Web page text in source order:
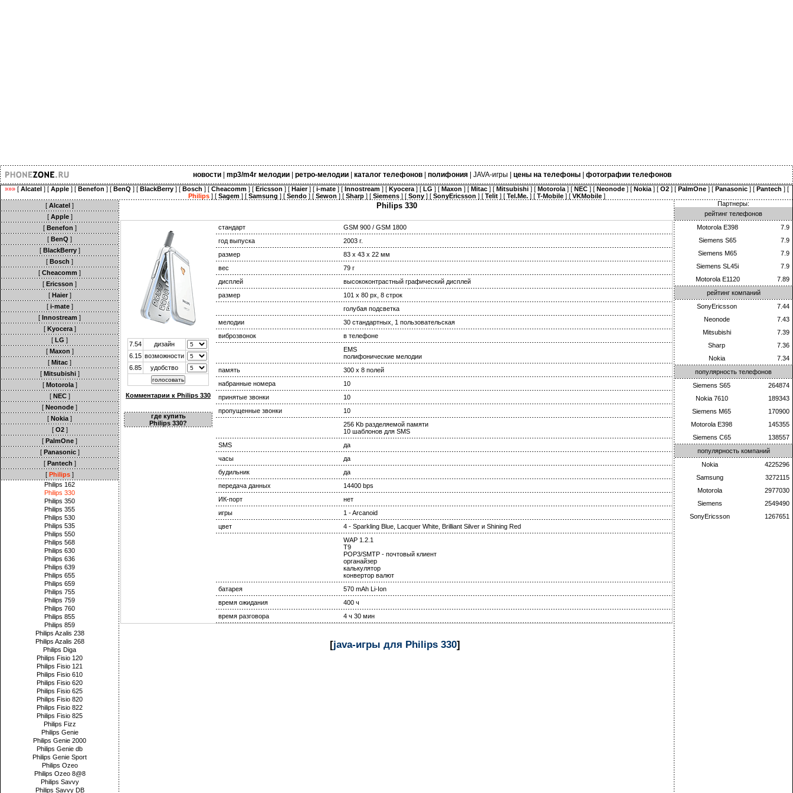
новости| mp3/m4r мелодии| ретро-мелодии| каталог телефонов| полифония| JAVA-игры цены на телефоны| фотографии телефонов
»»»[ Alcatel] [ Apple] [ Benefon ] [ BenQ ] [ BlackBerry] [ Bosch ] [ Cheacomm] [ Ericsson ] [ Haier] [ i-mate] [ Innostream] [ Kyocera] [ LG ] [ Maxon ] [ Mitac] [ Mitsubishi] [ Motorola] [ NEC] [ Neonode] [ Nokia] [ O2] [ PalmOne] [ Panasonic] [ Pantech ] [
Philips] [ Sagem] [ Samsung ] [ Sendo] [ Sewon ] [ Sharp] [ Siemens] [ Sony] [ SonyEricsson ] [ Telit] [ Tel.Me.] [ T-Mobile] [ VKMobile]
[ Alcatel ]
[ Apple]
[ Benefon ]
[ BenQ ]
[ BlackBerry]
[ Bosch ]
[ Cheacomm ]
[ Ericsson ]
[ Haier]
[ i-mate]
[ Innostream ]
[ Kyocera]
[ LG ]
[ Maxon ]
[ Mitac ]
[ Mitsubishi]
[ Motorola]
[ NEC]
[ Neonode ]
[ Nokia ]
[ O2]
[ PalmOne ]
[ Panasonic]
[ Pantech ]
[ Philips ]
Philips 162
Philips 330
Philips 350
Philips 355
Philips 530
Philips 535
Philips 550
Philips 568
Philips 630
Philips 636
Philips 639
Philips 655
Philips 659
Philips 755
Philips 759
Philips 760
Philips 855
Philips 859
Philips Azalis 238
Philips Azalis 268
Philips Diga
Philips Fisio 120
Philips Fisio 121
Philips Fisio 610
Philips Fisio 620
Philips Fisio 625
Philips Fisio 820
Philips Fisio 822
Philips Fisio 825
Philips Fizz
Philips Genie
Philips Genie 2000
Philips Genie db
Philips Genie Sport
Philips Ozeo
Philips Ozeo 8@8
Philips Savvy
Philips Savvy DB
Philips 330
7.54
дизайн
6.15 возможности
6.85
удобство
Комментарии к Philips 330
где купить
Philips 330?
стандарт
GSM 900 / GSM 1800
год выпуска
2003 г.
размер
83 х 43 х 22 мм
вес
79 г
дисплей
высококонтрастный графический дисплей
размер
101 x 80 px, 8 строк
голубая подсветка
мелодии
30 стандартных, 1 пользовательская
виброзвонок
в телефоне
EMS
полифонические мелодии
память
300 х 8 полей
набранные номера
10
принятые звонки
10
пропущенные звонки
10
256 Kb разделяемой памяти
10 шаблонов для SMS
SMS
да
часы
да
будильник
да
передача данных
14400 bps
ИК-порт
нет
игры
1 - Arcanoid
цвет
4 - Sparkling Blue, Lacquer White, Brilliant Silver и Shining Red
WAP 1.2.1
T9
POP3/SMTP - почтовый клиент
органайзер
калькулятор
конвертор валют
батарея
570 mAh Li-Ion
время ожидания
400 ч
время разговора
4 ч 30 мин
[java-игры для Philips 330]
Партнеры:
рейтинг телефонов
Motorola E398
7.9
Siemens S65
7.9
Siemens M65
7.9
Siemens SL45i
7.9
Motorola E1120
7.89
рейтинг компаний
SonyEricsson
7.44
Neonode
7.43
Mitsubishi
7.39
Sharp
7.36
Nokia
7.34
популярность телефонов
Siemens S65
264874
Nokia 7610
189343
Siemens M65
170900
Motorola E398
145355
Siemens C65
138557
популярность компаний
Nokia
4225296
Samsung
3272115
Motorola
2977030
Siemens
2549490
SonyEricsson
1267651